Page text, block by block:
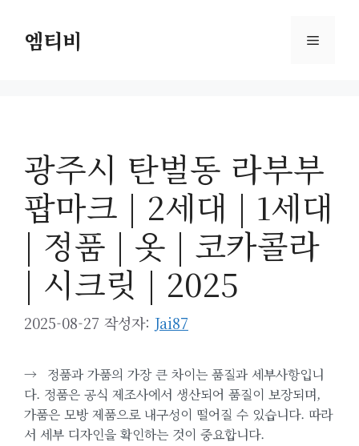
엠티비 메
광주시 탄벌동 라부부
팝마크 | 2세대 | 1세대
| 정품 | 옷 | 코카콜라
| 시크릿 | 2025
2025-08-27 작성자: Jai87
→
정품과 가품의 가장 큰 차이는 품질과 세부사항입니
다. 정품은 공식 제조사에서 생산되어 품질이 보장되며,
가품은 모방 제품으로 내구성이 떨어질 수 있습니다. 따라
서 세부 디자인을 확인하는 것이 중요합니다.